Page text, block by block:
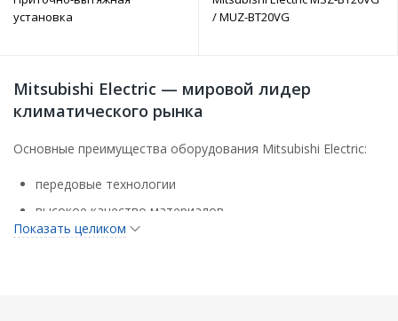
установка
/ MUZ-BT20VG
Mitsubishi Electric — мировой лидер
климатического рынка
Основные преимущества оборудования Mitsubishi Electric:
передовые технологии
высокое качество материалов
энергоэффективность
Показать целиком